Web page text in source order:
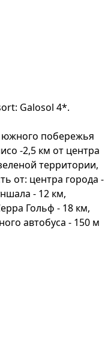
Galosol 4*.
южного побережья
-2,5 км от центра
территории,
от: центра города -
- 12 км,
Гольф - 18 км,
автобуса - 150 м